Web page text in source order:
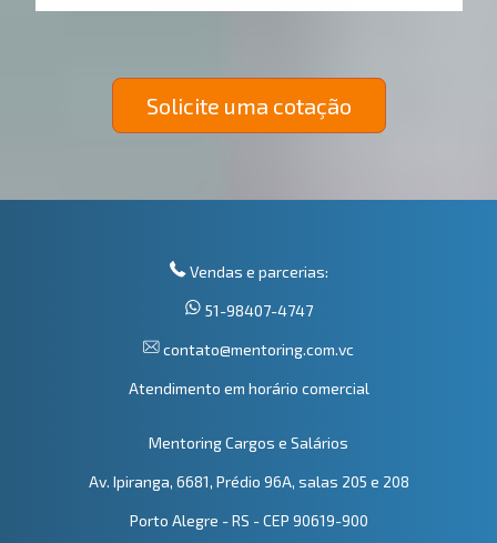
Solicite uma cotação
Vendas e parcerias:
51-98407-4747
contato@mentoring.com.vc
Atendimento em horário comercial
Mentoring Cargos e Salários
Av. Ipiranga, 6681, Prédio 96A, salas 205 e 208
Porto Alegre - RS - CEP 90619-900